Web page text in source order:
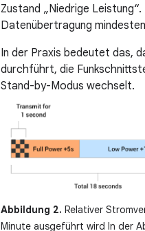
Zustand „Niedrige
Datenübertragung
In der Praxis bedeutet das,
durchführt, die
Stand-by-Modus wechselt.
Abbildung 2. Relativer
Minute ausgeführt wird In der